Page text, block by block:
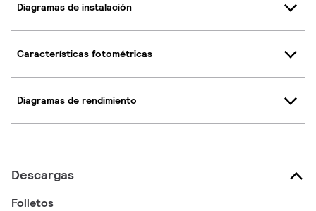
Diagramas de instalación
Características fotométricas
Diagramas de rendimiento
Descargas
Folletos